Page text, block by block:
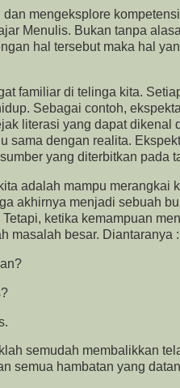
mengeksplore
Menulis. Bukan tanpa
hal tersebut maka hal
familiar di telinga kita.
Sebagai contoh,
literasi yang dapat
sama dengan realita.
yang diterbitkan pada
adalah mampu merangkai
akhirnya menjadi sebuah
ketika kemampuan
masalah besar. Diantaranya :
semudah membalikkan
semua hambatan yang